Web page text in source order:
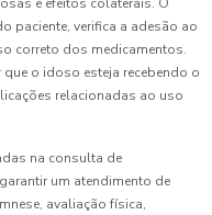
e efeitos colaterais. O
paciente, verifica a adesão ao
correto dos medicamentos.
o idoso esteja recebendo o
relacionadas ao uso
na consulta de
um atendimento de
avaliação física,